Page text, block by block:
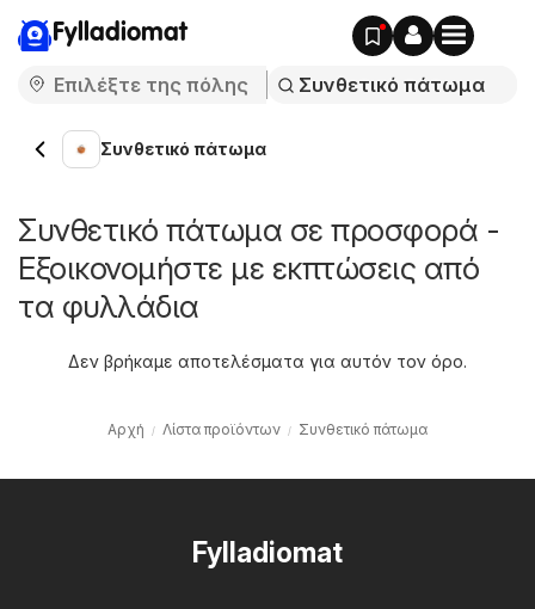
Fylladiomat
Συνθετικό πάτωμα
Συνθετικό πάτωμα σε προσφορά -
Εξοικονομήστε με εκπτώσεις από
τα φυλλάδια
Δεν βρήκαμε αποτελέσματα για αυτόν τον όρο.
Αρχή Λίστα προϊόντων Συνθετικό πάτωμα
Fylladiomat